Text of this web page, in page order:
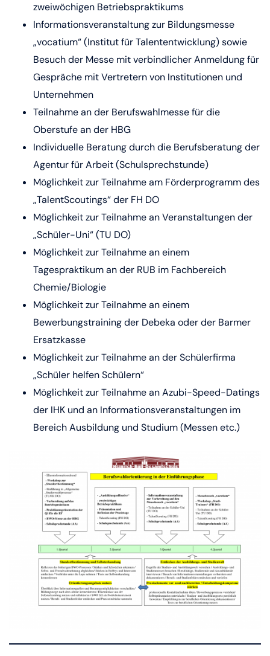
zweiwöchigen Betriebspraktikums
Informationsveranstaltung zur Bildungsmesse
„vocatium“ (Institut für Talententwicklung) sowie
Besuch der Messe mit verbindlicher Anmeldung für
Gespräche mit Vertretern von Institutionen und
Unternehmen
Teilnahme an der Berufswahlmesse für die
Oberstufe an der HBG
Individuelle Beratung durch die Berufsberatung der
Agentur für Arbeit (Schulsprechstunde)
Möglichkeit zur Teilnahme am Förderprogramm des
„TalentScoutings“ der FH DO
Möglichkeit zur Teilnahme an Veranstaltungen der
„Schüler-Uni“ (TU DO)
Möglichkeit zur Teilnahme an einem
Tagespraktikum an der RUB im Fachbereich
Chemie/Biologie
Möglichkeit zur Teilnahme an einem
Bewerbungstraining der Debeka oder der Barmer
Ersatzkasse
Möglichkeit zur Teilnahme an der Schülerfirma
„Schüler helfen Schülern“
Möglichkeit zur Teilnahme an Azubi-Speed-Datings
der IHK und an Informationsveranstaltungen im
Bereich Ausbildung und Studium (Messen etc.)